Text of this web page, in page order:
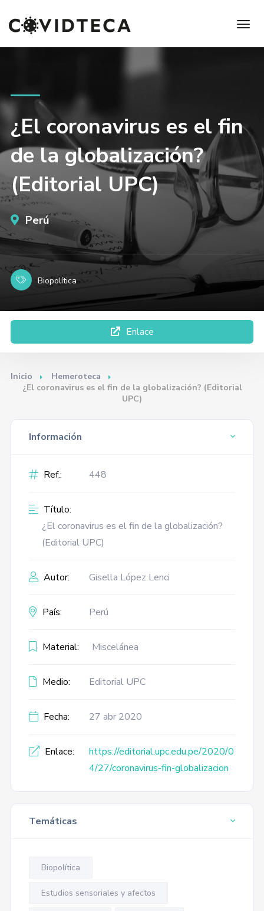
¿El coronavirus es el fin
de la globalización?
(Editorial UPC)
Perú
Biopolítica
Enlace
Inicio
Hemeroteca
¿El coronavirus es el fin de la globalización? (Editorial
UPC)
Información
Ref.: 448
Título:
¿El coronavirus es el fin de la globalización?
(Editorial UPC)
Autor: Gisella López Lenci
País: Perú
Material: Miscelánea
Medio: Editorial UPC
Fecha: 27 abr 2020
Enlace:
https://editorial.upc.edu.pe/2020/0
4/27/coronavirus-fin-globalizacion
Temáticas
Biopolítica
Estudios sensoriales y afectos